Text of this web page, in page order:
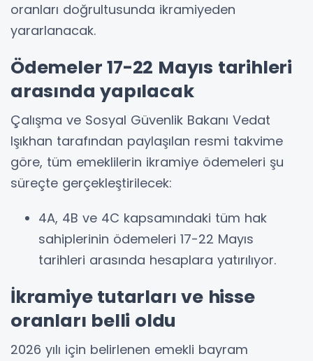
oranları doğrultusunda ikramiyeden
yararlanacak.
Ödemeler 17-22 Mayıs tarihleri
arasında yapılacak
Çalışma ve Sosyal Güvenlik Bakanı Vedat
Işıkhan tarafından paylaşılan resmi takvime
göre, tüm emeklilerin ikramiye ödemeleri şu
süreçte gerçekleştirilecek:
4A, 4B ve 4C kapsamındaki tüm hak
sahiplerinin ödemeleri 17-22 Mayıs
tarihleri arasında hesaplara yatırılıyor.
İkramiye tutarları ve hisse
oranları belli oldu
2026 yılı için belirlenen emekli bayram